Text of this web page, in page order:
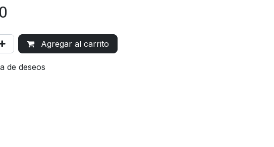
Agregar al carrito
de deseos